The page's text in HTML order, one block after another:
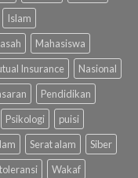
Islam
Mahasiswa
Insurance
Nasional
Pendidikan
Psikologi
puisi
Serat alam
Siber
toleransi Wakaf